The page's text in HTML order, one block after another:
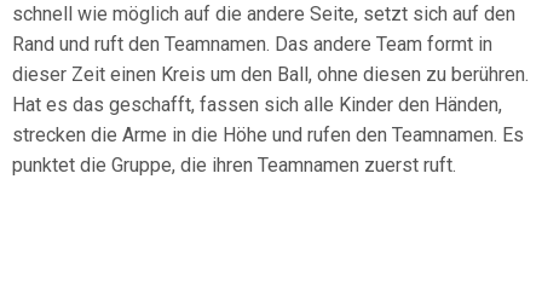
schnell wie möglich auf die andere Seite, setzt sich auf den
Rand und ruft den Teamnamen. Das andere Team formt in
dieser Zeit einen Kreis um den Ball, ohne diesen zu berühren.
Hat es das geschafft, fassen sich alle Kinder den Händen,
strecken die Arme in die Höhe und rufen den Teamnamen. Es
punktet die Gruppe, die ihren Teamnamen zuerst ruft.